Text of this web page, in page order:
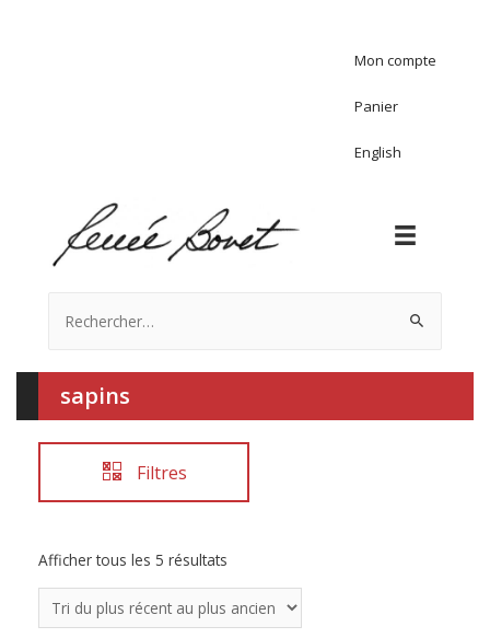
Mon compte
Panier
English
sapins
Filtres
Afficher tous les 5 résultats